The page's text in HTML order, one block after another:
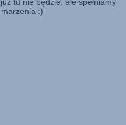
marzenia :)